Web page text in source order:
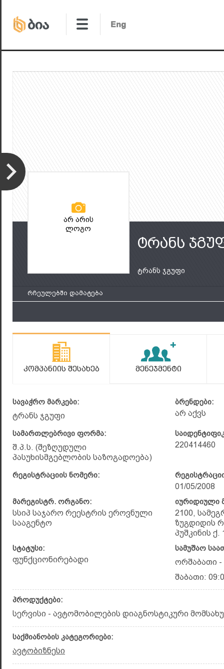
არ არის
ლოგო
ტრანს
ტრანს ჯგუფი
რჩეულებში დამატება
Კომპანიის Შესახებ Მენეჯმენტი
სავაჭრო მარკები:
ტრანს ჯგუფი
ბრენდები:
არ აქვს
სამართლებრივი ფორმა:
შ.პ.ს. (შეზღუდული
პასუხისმგებლობის საზოგადოება)
220414460
რეგისტრაციის ნომერი:
01/05/2008
მარეგისტრ. ორგანო:
სსიპ საჯარო რეესტრის ეროვნული
სააგენტო
იურიდიული
2100,
ზუგდიდის
პუშკინის ქ.
სტატუსი:
ფუნქციონირებადი
სამუშაო
ორშაბათი -
შაბათი:
პროდუქტები:
სერვისი - ავტომობილების დიაგნოსტიკური
საქმიანობის კატეგორიები:
ავტობიზნესი